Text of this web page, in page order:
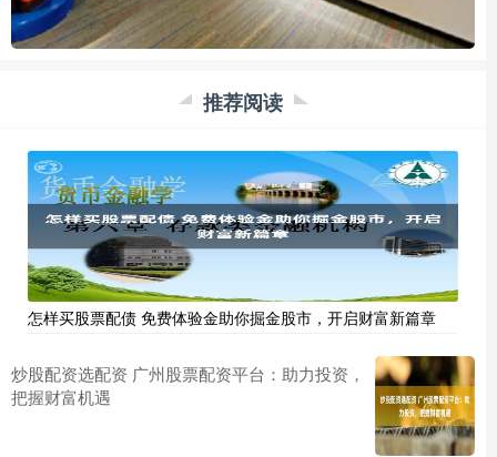
推荐阅读
怎样买股票配债 免费体验金助你掘金股市，开启财富新篇章
炒股配资选配资 广州股票配资平台：助力投资，
把握财富机遇